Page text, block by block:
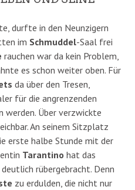
durfte in den Neunzigern
im Schmuddel-Saal frei
rauchen war da kein Problem,
es schon weiter oben. Für
da über den Tresen,
für die angrenzenden
werden. Über verzwickte
An seinem Sitzplatz
erste halbe Stunde mit der
Tarantino hat das
rübergebracht. Denn
zu erdulden, die nicht nur